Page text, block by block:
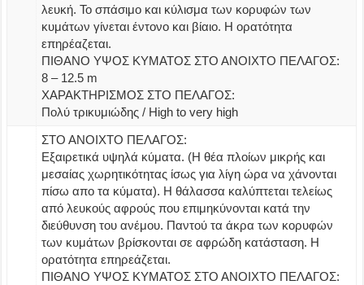
λευκή. Το σπάσιμο και κύλισμα των κορυφών των
κυμάτων γίνεται έντονο και βίαιο. Η ορατότητα
επηρέαζεται.
ΠΙΘΑΝΟ ΥΨΟΣ ΚΥΜΑΤΟΣ ΣΤΟ ΑΝΟΙΧΤΟ ΠΕΛΑΓΟΣ:
8 – 12.5 m
ΧΑΡΑΚΤΗΡΙΣΜΟΣ ΣΤΟ ΠΕΛΑΓΟΣ:
Πολύ τρικυμιώδης / High to very high
ΣΤΟ ΑΝΟΙΧΤΟ ΠΕΛΑΓΟΣ:
Εξαιρετικά υψηλά κύματα. (Η θέα πλοίων μικρής και
μεσαίας χωρητικότητας ίσως για λίγη ώρα να χάνονται
πίσω απο τα κύματα). Η θάλασσα καλύπτεται τελείως
από λευκούς αφρούς που επιμηκύνονται κατά την
διεύθυνση του ανέμου. Παντού τα άκρα των κορυφών
των κυμάτων βρίσκονται σε αφρώδη κατάσταση. Η
ορατότητα επηρεάζεται.
ΠΙΘΑΝΟ ΥΨΟΣ ΚΥΜΑΤΟΣ ΣΤΟ ΑΝΟΙΧΤΟ ΠΕΛΑΓΟΣ: